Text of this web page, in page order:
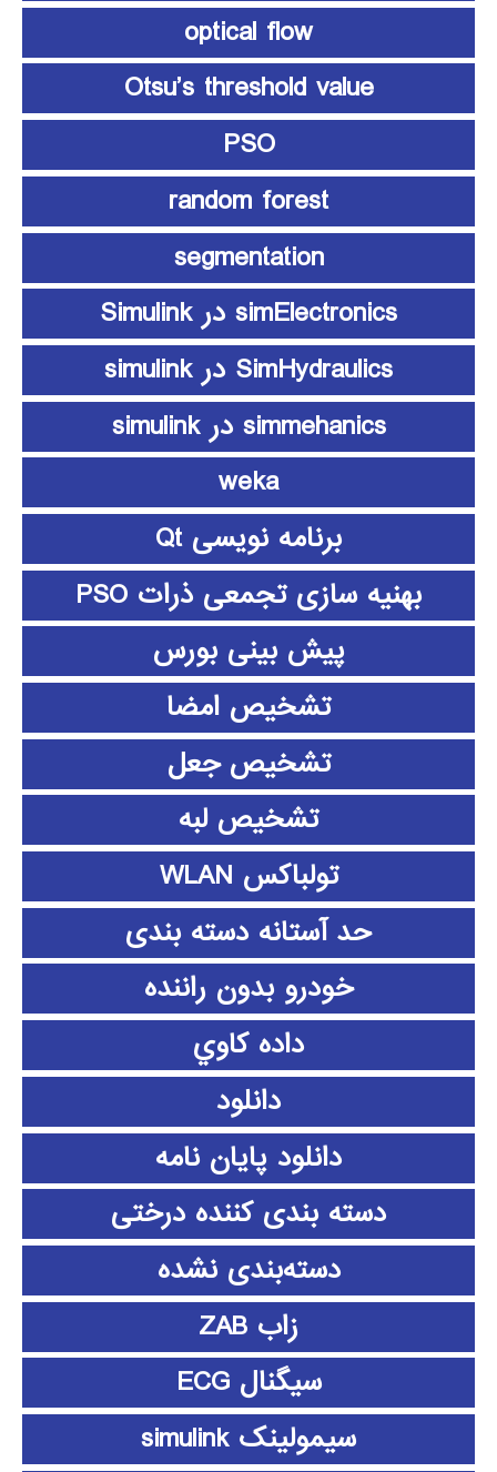
optical flow
Otsu’s threshold value
PSO
random forest
segmentation
simElectronics در Simulink
SimHydraulics در simulink
simmehanics در simulink
weka
برنامه نویسی Qt
بهنیه سازی تجمعی ذرات PSO
پیش بینی بورس
تشخیص امضا
تشخیص جعل
تشخیص لبه
تولباکس WLAN
حد آستانه دسته بندی
خودرو بدون راننده
داده كاوي
دانلود
دانلود پايان نامه
دسته بندی کننده درختی
دسته‌بندی نشده
زاب ZAB
سیگنال ECG
سیمولینک simulink